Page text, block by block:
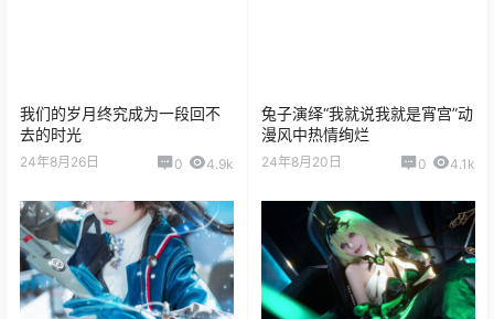
我们的岁月终究成为一段回不
去的时光
24年8月26日 0 4.9k
兔子演绎“我就说我就是宵宫”动
漫风中热情绚烂
24年8月20日 0 4.1k